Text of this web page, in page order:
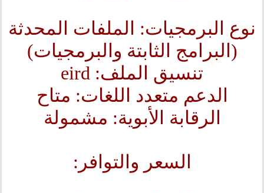
نوع البرمجيات: الملفات المحدثة
(البرامج الثابتة والبرمجيات)
تنسيق الملف: eird
الدعم متعدد اللغات: متاح
الرقابة الأبوية: مشمولة
السعر والتوافر: